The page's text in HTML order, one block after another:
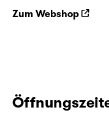
Zum Webshop